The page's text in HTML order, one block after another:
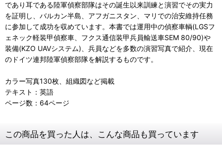
であり耳である陸軍偵察部隊はその誕生以来訓練と演習でその実力
を証明し、バルカン半島、アフガニスタン、マリでの治安維持任務
に参加して成功を収めています。本書では運用中の偵察車輌(LGSフ
ェネック軽装甲偵察車、フクス通信装甲兵員輸送車SEM 80/90)や
装備(KZO UAVシステム)、兵員などを多数の演習写真で紹介、現在
のドイツ連邦陸軍偵察部隊を解説するものです。
カラー写真130枚、組織図など掲載
テキスト：英語
ページ数：64ページ
この商品を買った人は、こんな商品も買っています